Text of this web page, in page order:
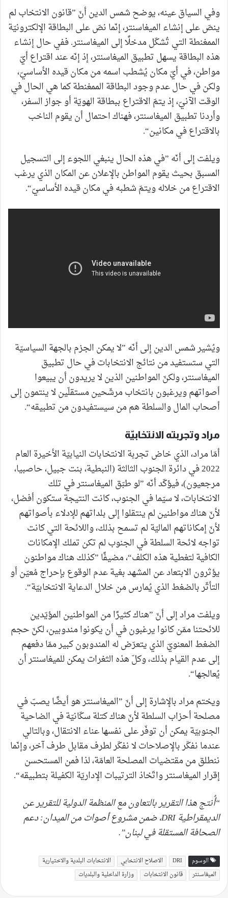
وفي السياق عينه، يوضح شمس الدين أنّ ”قانون الانتخاب لم
ينصّ على إنشاء الميغاسنتر، إنّما نصّ على البطاقة الإلكترونيّة
الممغنطة التي تُشكّل مدخلًا إلى الميغاسنتر. ففي حال إنشاء
هذه البطاقة يسهل تطبيق الميغاسنتر، إذ إنّه عند اقتراع أيّ
مواطن، في أيّ مكان يُشطب اسمه من مكان قيده الأساسيّ،
ولكن في حال عدم وجود البطاقة الممغنطة كما هي الحال في
الوقت الآنيّ، إذ يتمّ الاقتراع ببطاقة الهويّة أو جواز السفر،
وأردنا تطبيق الميغاسنتر، فهناك احتمال أن يقوم الناخب
بالاقتراع في مكانين“.
ويلفت إلى أنّه ”في هذه الحال ينبغي اللجوء إلى التسجيل
المسبق بحيث يقوم المواطن بالإعلان عن المكان الذي يرغب
الاقتراع من خلاله ويتمّ شطبه في مكان قيده الأساسيّ“.
ويُشير شمس الدين إلى أنّه ”لا يمكن الجزم بالجهة السياسيّة
التي ستستفيد من نتائج الانتخابات في حال تطبيق
الميغاسنتر، ولكنّ المواطنين الذين لا يريدون أن يبيعوا
أصواتهم ويرغبون بانتخاب مرشّحين مستقلّين لا ينتمون إلى
أصحاب المال والسلطة هم من سيستفيدون من تطبيقه“.
مراد وتجربته الانتخابيّة
أمّا مراد، الذي خاض تجربة الانتخابات النيابيّة الأخيرة العام
2022 في دائرة الجنوب الثالثة (النبطية، بنت جبيل، حاصبيا،
مرجعيون)، فيؤكّد أنّه ”لو طبّق الميغاسنتر في تلك
الانتخابات، لا سيّما في الجنوب، كانت النتيجة ستكون أفضل،
لأنّ هناك مواطنين لم ينتقلوا إلى بلداتهم للإدلاء بأصواتهم
لأنّ إمكاناتهم الماليّة لم تسمح بذلك، واللائحة التي كانت
تواجه لائحة السلطة في الجنوب لم تكن تملك الإمكانات
الكافية لتغطية هذه الكلف“، مضيفًا ”كذلك هناك مواطنون
يؤثرون الابتعاد عن المشهد بغية عدم الوقوع بإحراج مُعيّن أو
التأثّر بالضغط الذي يُمارس من خلال الدعاية الانتخابيّة“.
ويلفت مراد إلى أنّ ”هناك كثيرًا من المواطنين المؤيّدين
للائحتنا ممّن كانوا يرغبون في أن يكونوا مندوبين، لكنّ حجم
الضغط المعنويّ الذي يتعرّض له المندوبون كبير ممّا دفعهم
إلى عدم القيام بذلك، وكلّ هذه الثغرات يمكن للميغاسنتر أن
يُعالجها“.
ويختم مراد بالإشارة إلى أنّ ”الميغاسنتر هو أيضًا يصبّ في
مصلحة أحزاب السلطة لأنّ هناك كتلة سكّانيّة في الضاحية
الجنوبيّة يمكن أن توفّر على نفسها عناء الانتقال، وبالتالي
عندما نفكّر بالإصلاحات لا نفكّر لطرف مقابل طرف آخر، وإنّما
ننطلق من مقتضيات المصلحة العامّة، لذا فمن المستحسن
إقرار الميغاسنتر واتّخاذ الترتيبات الإداريّة الكفيلة بتطبيقه“.
“أُنتج هذا التقرير بالتعاون مع المنظمة الدولية للتقرير عن
الديمقراطية DRI، ضمن مشروع أصوات من الميدان: دعم
الصحافة المستقلة في لبنان”.
الوسوم DRI الاصلاح الانتخابي
الانتخابات البلدية والاختيارية
الميغاسنتر
قانون الانتخابات وزارة الداخلية والبلديات